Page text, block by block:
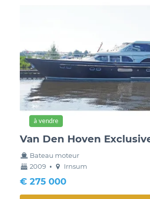
Van Den Hoven
à vendre
Bateau moteur
année
construction
2009 • couchette
Irnsum
€ 275 000